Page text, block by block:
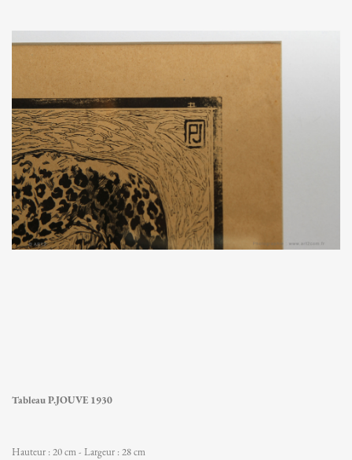
Tableau P.JOUVE 1930
Hauteur : 20 cm - Largeur : 28 cm